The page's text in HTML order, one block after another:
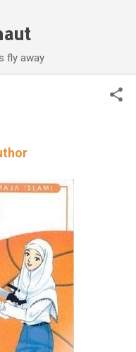
fly away